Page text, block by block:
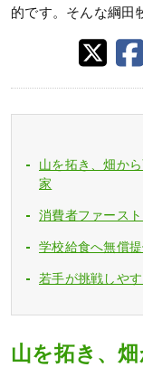
的です。そんな綱田
山を拓き、畑か
家
消費者ファース
学校給食へ無償
若手が挑戦しや
山を拓き、